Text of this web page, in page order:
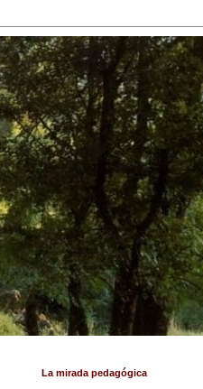
La mirada pedagógica